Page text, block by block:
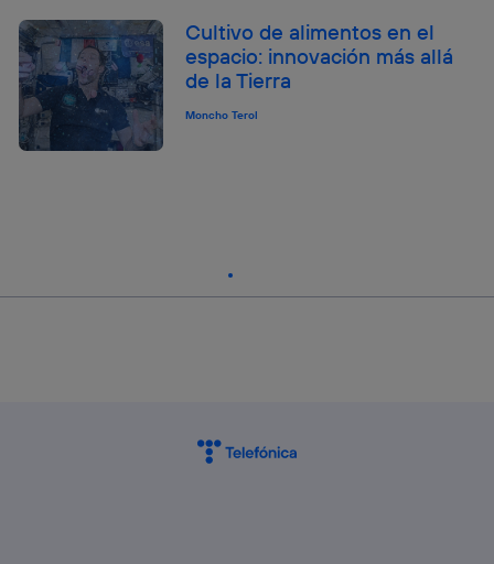
Cultivo de alimentos en el
espacio: innovación más allá
de la Tierra
Moncho Terol